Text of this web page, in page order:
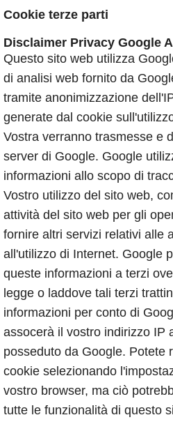
Cookie terze parti
Disclaimer Privacy Google
Questo sito web utilizza
di analisi web fornito da
tramite anonimizzazione
generate dal cookie
Vostra verranno trasmesse e
server di Google. Google
informazioni allo scopo di
Vostro utilizzo del sito web,
attività del sito web per gli
fornire altri servizi relativi alle
all'utilizzo di Internet. Google
queste informazioni a terzi
legge o laddove tali terzi
informazioni per conto di
assocerà il vostro indirizzo IP
posseduto da Google. Potete
cookie selezionando
vostro browser, ma ciò
tutte le funzionalità di questo